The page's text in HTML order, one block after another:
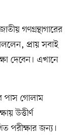
গণগ্রন্থাগারের
প্রায় সবাই
দেবেন। এখানে
পাস গোলাম
উত্তীর্ণ
পরীক্ষার জন্য।